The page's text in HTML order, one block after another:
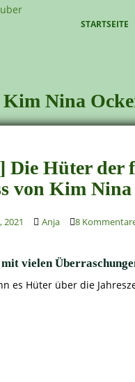
STARTSEITE
Kim Nina
Die Hüter der
von Kim
2021 Anja 8
vielen
es Hüter über die